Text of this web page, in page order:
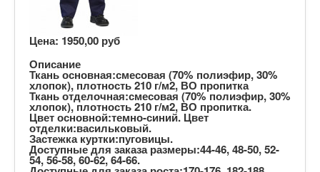
Цена: 1950,00 руб
Описание
Ткань основная:смесовая (70% полиэфир, 30%
хлопок), плотность 210 г/м2, ВО пропитка
Ткань отделочная:смесовая (70% полиэфир, 30%
хлопок), плотность 210 г/м2, ВО пропитка.
Цвет основной:темно-синий. Цвет
отделки:васильковый.
Застежка куртки:пуговицы.
Доступные для заказа размеры:44-46, 48-50, 52-
54, 56-58, 60-62, 64-66.